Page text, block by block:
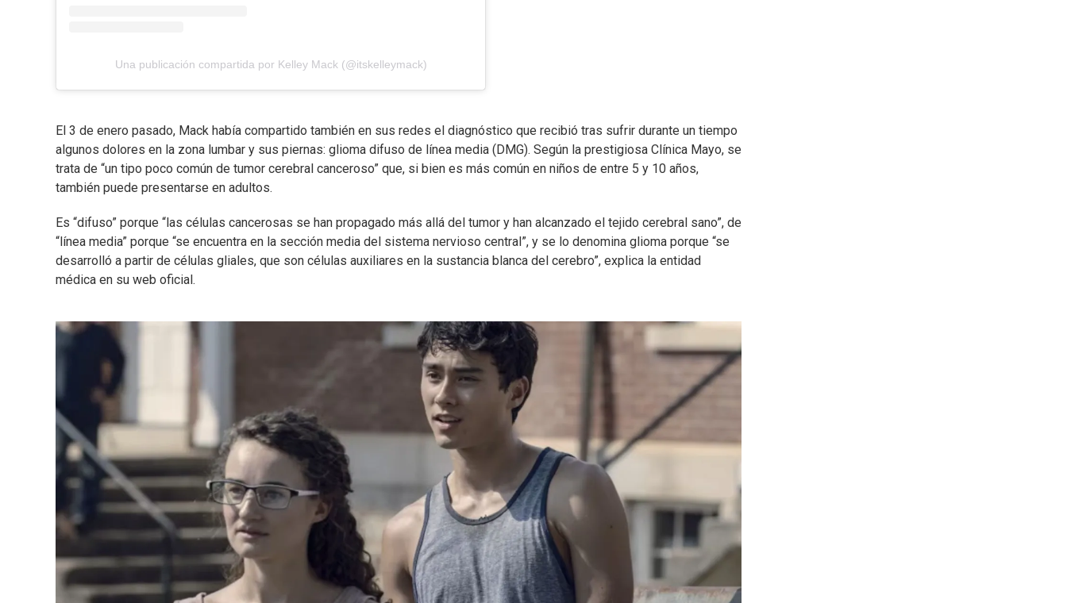
Una publicación compartida por Kelley Mack (@itskelleymack)
El 3 de enero pasado, Mack había compartido también en sus redes el diagnóstico que recibió tras sufrir durante un tiempo
algunos dolores en la zona lumbar y sus piernas: glioma difuso de línea media (DMG). Según la prestigiosa Clínica Mayo, se
trata de “un tipo poco común de tumor cerebral canceroso” que, si bien es más común en niños de entre 5 y 10 años,
también puede presentarse en adultos.
Es “difuso” porque “las células cancerosas se han propagado más allá del tumor y han alcanzado el tejido cerebral sano”, de
“línea media” porque “se encuentra en la sección media del sistema nervioso central”, y se lo denomina glioma porque “se
desarrolló a partir de células gliales, que son células auxiliares en la sustancia blanca del cerebro”, explica la entidad
médica en su web oficial.